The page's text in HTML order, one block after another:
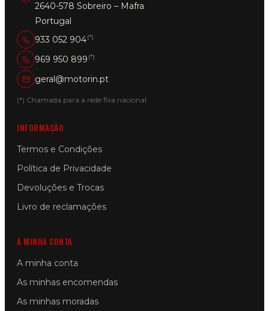
2640-578 Sobreiro – Mafra
Portugal
933 052 904(*)
969 950 899 (*)
geral@motorin.pt
(*) Chamada para a rede fixa nacional
INFORMAÇÃO
Termos e Condições
Política de Privacidade
Devoluções e Trocas
Livro de reclamações
A MINHA CONTA
A minha conta
As minhas encomendas
As minhas moradas